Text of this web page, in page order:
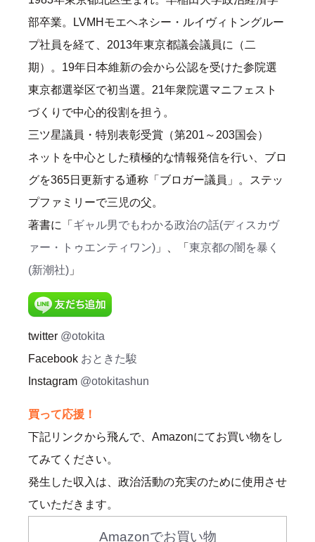
部卒業。LVMHモエヘネシー・ルイヴィトングルー
プ社員を経て、2013年東京都議会議員に（二
期）。19年日本維新の会から公認を受けた参院選
東京都選挙区で初当選。21年衆院選マニフェスト
づくりで中心的役割を担う。
三ツ星議員・特別表彰受賞（第201～203国会）
ネットを中心とした積極的な情報発信を行い、ブロ
グを365日更新する通称「ブロガー議員」。ステッ
プファミリーで三児の父。
著書に「 ギャル男でもわかる政治の話(ディスカヴ
ァー・トゥエンティワン) 」、「 東京都の闇を暴く
(新潮社) 」
twitter @otokita
Facebook おときた駿
Instagram @otokitashun
買って応援！
下記リンクから飛んで、Amazonにてお買い物をし
てみてください。
発生した収入は、政治活動の充実のために使用させ
ていただきます。
Amazonでお買い物